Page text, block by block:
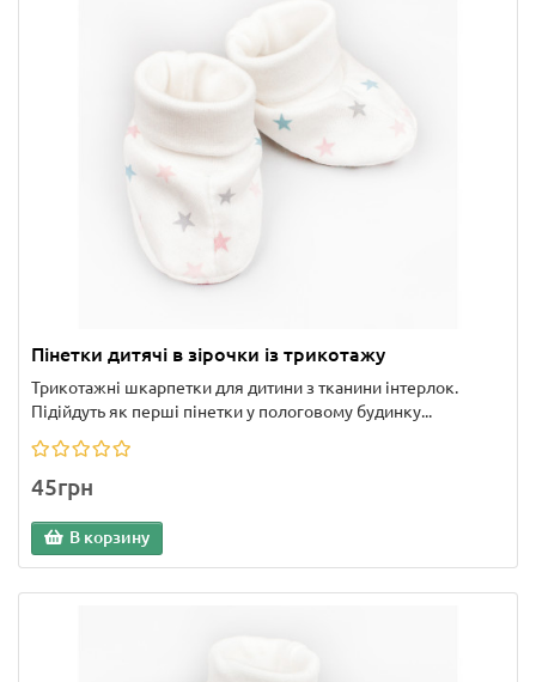
Пінетки дитячі в зірочки із трикотажу
Трикотажні шкарпетки для дитини з тканини інтерлок.
Підійдуть як перші пінетки у пологовому будинку...
45грн
В корзину